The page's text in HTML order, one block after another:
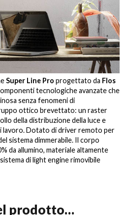
Super Line Pro progettato da Flos
tecnologiche avanzate che
senza fenomeni di
ottico brevettato: un raster
della distribuzione della luce e
lavoro. Dotato di driver remoto per
sistema dimmerabile. Il corpo
da allumino, materiale altamente
di light engine rimovibile
prodotto…